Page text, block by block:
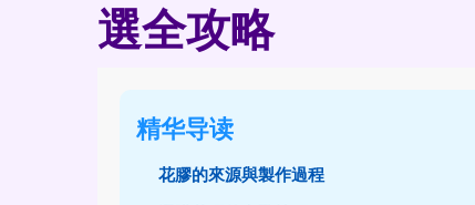
選全攻略
精华导读
花膠的來源與製作過程